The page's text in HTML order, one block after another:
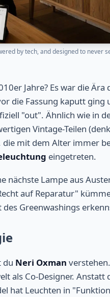
by tech, and designed to never
Jahre? Es war die Ära
die Fassung kaputt ging
"out". Ähnlich wie in
Vintage-Teilen
mit dem Alter immer
eingetreten.
nächste Lampe aus
auf Reparatur"
Greenwashings
du Neri Oxman
als Co-Designer. Anstatt
hat Leuchten in